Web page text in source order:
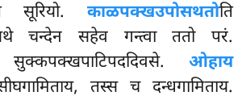
सूरियो. काळपक्खउपोसथतोति
चन्देन सहेव गन्त्वा ततो परं.
ओहाय
तस्स च दन्धगामिताय.